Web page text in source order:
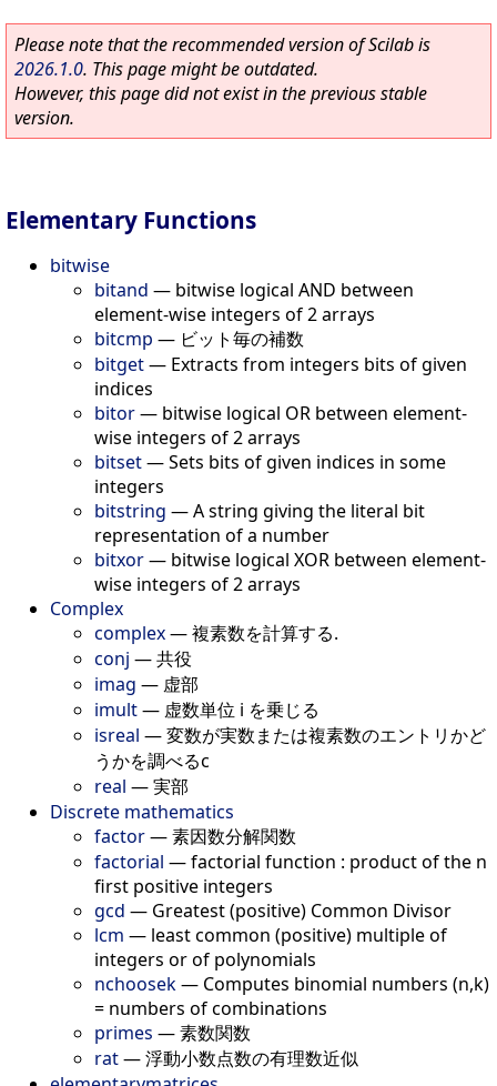
Please note that the recommended version of Scilab is
2026.1.0. This page might be outdated.
However, this page did not exist in the previous stable
version.
Elementary Functions
bitwise
bitand — bitwise logical AND between
element-wise integers of 2 arrays
bitcmp — ビット毎の補数
bitget— Extracts from integers bits of given
indices
bitor— bitwise logical OR between element-
wise integers of 2 arrays
bitset—Sets bits of given indices in some
integers
bitstring —A string giving the literal bit
representation of a number
bitxor— bitwise logical XOR between element-
wise integers of 2 arrays
Complex
complex—複素数を計算する.
conj —共役
imag — 虚部
imult— 虚数単位 i を乗じる
isreal —変数が実数または複素数のエントリかど
うかを調べるc
real —実部
Discrete mathematics
factor—素因数分解関数
factorial —factorial function : product of the n
first positive integers
gcd — Greatest (positive) Common Divisor
lcm — least common (positive) multiple of
integers or of polynomials
nchoosek— Computes binomial numbers (n,k)
= numbers of combinations
primes —素数関数
rat—浮動小数点数の有理数近似